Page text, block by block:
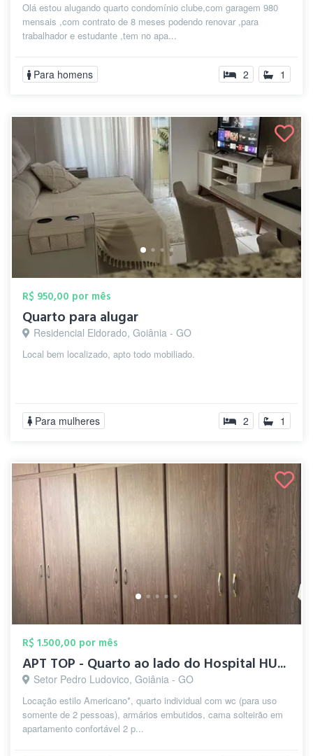
Olá estou alugando quarto condomínio clube,com garagem 980
mensais ,com contrato de 8 meses podendo renovar ,para
trabalhador e estudante ,tem no apa...
Para homens 2 1
R$ 950,00 por mês
Quarto para alugar
Residencial Eldorado, Goiânia - GO
Local bem localizado, apto todo mobiliado.
Para mulheres 2 1
R$ 1.500,00 por mês
APT TOP - Quarto ao lado do Hospital HU...
Setor Pedro Ludovico, Goiânia - GO
Locação estilo Americano*, quarto individual com wc (para uso
somente de 2 pessoas), armários embutidos, cama solteirão em
apartamento confortável 2 p...